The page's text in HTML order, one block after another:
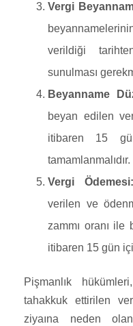
Vergi
verildiği
sunulması
Beyanname
beyan edilen
itibaren 15
tamamlanmalıdır.
Vergi Ödemesi:
verilen ve
zammı oranı
itibaren 15 gün
Pişmanlık
tahakkuk ettirilen
ziyaına neden